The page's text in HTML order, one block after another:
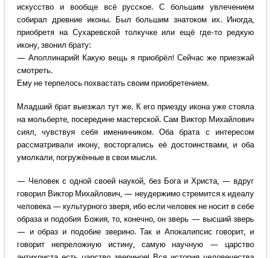
искусство и вообще всё русское. С большим увлечением
собирал древние иконы. Был большим знатоком их. Иногда,
приобретя на Сухаревской толкучке или ещё где-то редкую
икону, звонил брату:
— Аполлинарий! Какую вещь я приобрёл! Сейчас же приезжай
смотреть.
Ему не терпелось похвастать своим приобретением.
Младший брат выезжал тут же. К его приезду икона уже стояла
на мольберте, посередине мастерской. Сам Виктор Михайлович
сиял, чувствуя себя именинником. Оба брата с интересом
рассматривали икону, восторгались её достоинствами, и оба
умолкали, погружённые в свои мысли.
— Человек с одной своей наукой, без Бога и Христа, — вдруг
говорил Виктор Михайлович, — неудержимо стремится к идеалу
человека — культурного зверя, ибо если человек не носит в себе
образа и подобия Божия, то, конечно, он зверь — высший зверь
— и образ и подобие зверино. Так и Апокалипсис говорит, и
говорит непреложную истину, самую научную — царство